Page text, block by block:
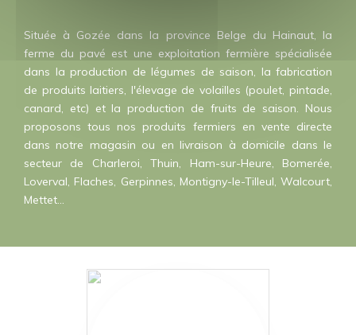
Située à Gozée dans la province Belge du Hainaut, la
ferme du pavé est une exploitation fermière spécialisée
dans la production de légumes de saison, la fabrication
de produits laitiers, l'élevage de volailles (poulet, pintade,
canard, etc) et la production de fruits de saison. Nous
proposons tous nos produits fermiers en vente directe
dans notre magasin ou en livraison à domicile dans le
secteur de Charleroi, Thuin, Ham-sur-Heure, Bomerée,
Loverval, Flaches, Gerpinnes, Montigny-le-Tilleul, Walcourt,
Mettet...